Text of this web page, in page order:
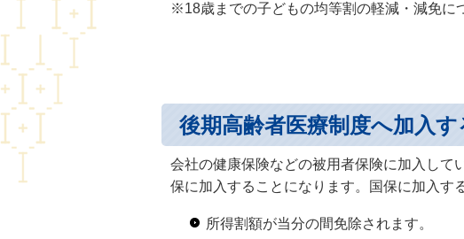
※18歳までの子どもの均等割の軽減・減免に
後期高齢者医療制度へ加入
会社の健康保険などの被用者保険に加入して
保に加入することになります。国保に加入す
所得割額が当分の間免除されます。